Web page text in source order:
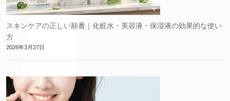
スキンケアの正しい順番｜化粧水・美容液・保湿液の効果的な使い
方
2026年3月27日